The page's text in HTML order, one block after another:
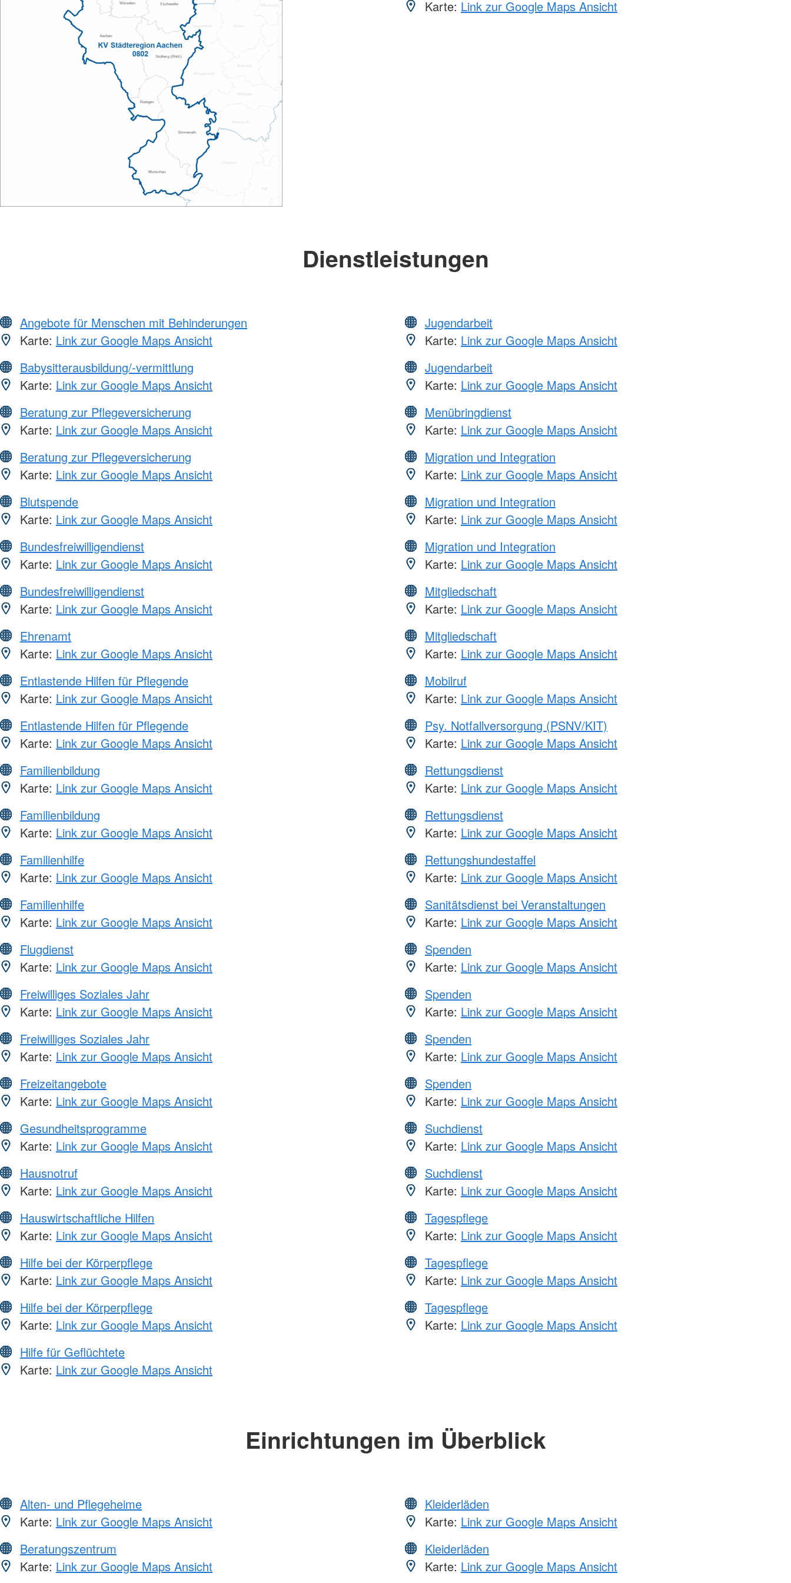
Karte: Link zur Google Maps Ansicht
Dienstleistungen
Angebote für Menschen mit Behinderungen
Karte: Link zur Google Maps Ansicht
Babysitterausbildung/-vermittlung
Karte: Link zur Google Maps Ansicht
Beratung zur Pflegeversicherung
Karte: Link zur Google Maps Ansicht
Beratung zur Pflegeversicherung
Karte: Link zur Google Maps Ansicht
Blutspende
Karte: Link zur Google Maps Ansicht
Bundesfreiwilligendienst
Karte: Link zur Google Maps Ansicht
Bundesfreiwilligendienst
Karte: Link zur Google Maps Ansicht
Ehrenamt
Karte: Link zur Google Maps Ansicht
Entlastende Hilfen für Pflegende
Karte: Link zur Google Maps Ansicht
Entlastende Hilfen für Pflegende
Karte: Link zur Google Maps Ansicht
Familienbildung
Karte: Link zur Google Maps Ansicht
Familienbildung
Karte: Link zur Google Maps Ansicht
Familienhilfe
Karte: Link zur Google Maps Ansicht
Familienhilfe
Karte: Link zur Google Maps Ansicht
Flugdienst
Karte: Link zur Google Maps Ansicht
Freiwilliges Soziales Jahr
Karte: Link zur Google Maps Ansicht
Freiwilliges Soziales Jahr
Karte: Link zur Google Maps Ansicht
Freizeitangebote
Karte: Link zur Google Maps Ansicht
Gesundheitsprogramme
Karte: Link zur Google Maps Ansicht
Hausnotruf
Karte: Link zur Google Maps Ansicht
Hauswirtschaftliche Hilfen
Karte: Link zur Google Maps Ansicht
Hilfe bei der Körperpflege
Karte: Link zur Google Maps Ansicht
Hilfe bei der Körperpflege
Karte: Link zur Google Maps Ansicht
Hilfe für Geflüchtete
Karte: Link zur Google Maps Ansicht
Jugendarbeit
Karte: Link zur Google Maps Ansicht
Jugendarbeit
Karte: Link zur Google Maps Ansicht
Menübringdienst
Karte: Link zur Google Maps Ansicht
Migration und Integration
Karte: Link zur Google Maps Ansicht
Migration und Integration
Karte: Link zur Google Maps Ansicht
Migration und Integration
Karte: Link zur Google Maps Ansicht
Mitgliedschaft
Karte: Link zur Google Maps Ansicht
Mitgliedschaft
Karte: Link zur Google Maps Ansicht
Mobilruf
Karte: Link zur Google Maps Ansicht
Psy. Notfallversorgung (PSNV/KIT)
Karte: Link zur Google Maps Ansicht
Rettungsdienst
Karte: Link zur Google Maps Ansicht
Rettungsdienst
Karte: Link zur Google Maps Ansicht
Rettungshundestaffel
Karte: Link zur Google Maps Ansicht
Sanitätsdienst bei Veranstaltungen
Karte: Link zur Google Maps Ansicht
Spenden
Karte: Link zur Google Maps Ansicht
Spenden
Karte: Link zur Google Maps Ansicht
Spenden
Karte: Link zur Google Maps Ansicht
Spenden
Karte: Link zur Google Maps Ansicht
Suchdienst
Karte: Link zur Google Maps Ansicht
Suchdienst
Karte: Link zur Google Maps Ansicht
Tagespflege
Karte: Link zur Google Maps Ansicht
Tagespflege
Karte: Link zur Google Maps Ansicht
Tagespflege
Karte: Link zur Google Maps Ansicht
Einrichtungen im Überblick
Alten- und Pflegeheime
Karte: Link zur Google Maps Ansicht
Beratungszentrum
Karte: Link zur Google Maps Ansicht
Kleiderläden
Karte: Link zur Google Maps Ansicht
Kleiderläden
Karte: Link zur Google Maps Ansicht